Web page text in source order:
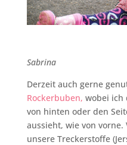
Sabrina
Derzeit auch gerne
Rockerbuben, wobei ich
von hinten oder den
aussieht, wie von
unsere Treckerstoffe